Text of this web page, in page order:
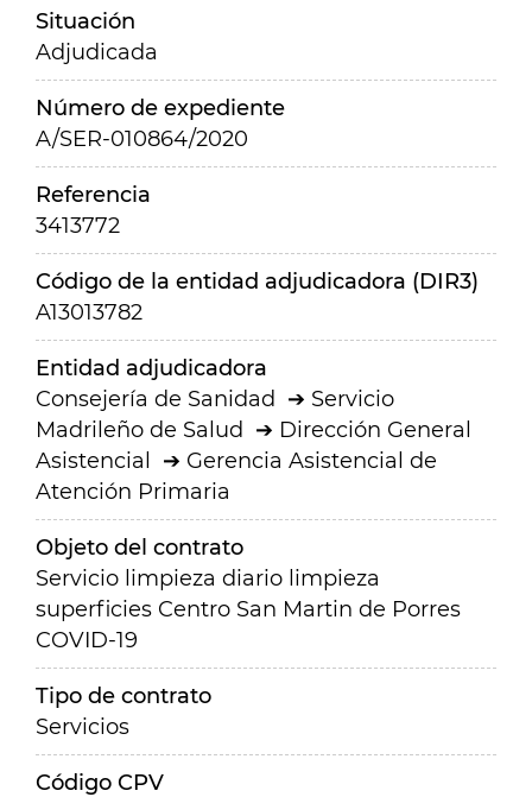
Situación
Adjudicada
Número de expediente
A/SER-010864/2020
Referencia
3413772
Código de la entidad adjudicadora (DIR3)
A13013782
Entidad adjudicadora
Consejería de Sanidad
Servicio
Madrileño de Salud
Dirección General
Asistencial
Gerencia Asistencial de
Atención Primaria
Objeto del contrato
Servicio limpieza diario limpieza
superficies Centro San Martin de Porres
COVID-19
Tipo de contrato
Servicios
Código CPV